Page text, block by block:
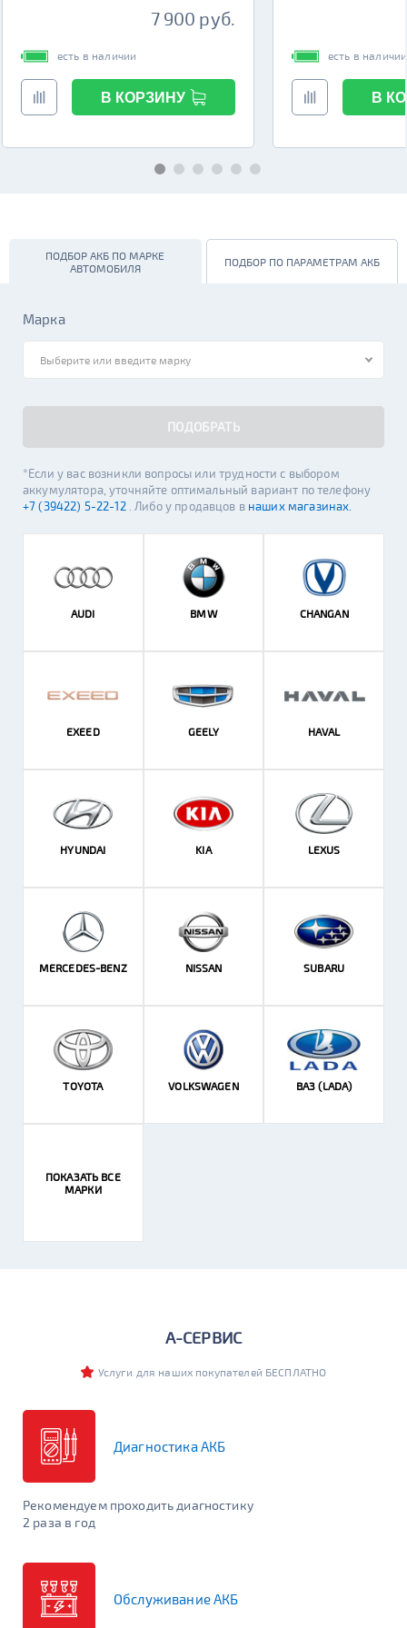
7 900 руб.
есть в наличии
В КОРЗИНУ
есть в наличии
В
ПОДБОР АКБ ПО МАРКЕ
АВТОМОБИЛЯ
ПОДБОР ПО ПАРАМЕТРАМ АКБ
Марка
ПОДОБРАТЬ
*Если у вас возникли вопросы или трудности с выбором
аккумулятора, уточняйте оптимальный вариант по телефону
+7 (39422) 5-22-12 . Либо у продавцов в наших магазинах.
AUDI BMW CHANGAN
EXEED GEELY HAVAL
HYUNDAI KIA LEXUS
MERCEDES-BENZ NISSAN SUBARU
TOYOTA VOLKSWAGEN ВАЗ (LADA)
ПОКАЗАТЬ ВСЕ
МАРКИ
Бренд-Линейка
Емкость (Ач)
Сначала выберите бренд или линейку
Сначала выберите бренд или линейку
А-СЕРВИС
Услуги для наших покупателей БЕСПЛАТНО
Диагностика АКБ
Рекомендуем проходить диагностику
2 раза в год
Обслуживание АКБ